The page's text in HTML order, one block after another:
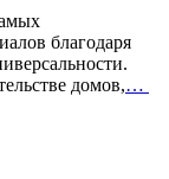
благодаря
домов,…